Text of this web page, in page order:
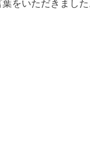
をいただきました